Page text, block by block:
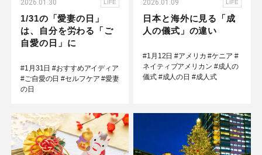
2026.01.30 LIFE
1/31の「愛妻の日」
は、自分を労わる「ご
自愛の日」に
#1月31日 #おすすめアイディア
#ご自愛の日 #セルフケア #愛妻
の日
2026.01.09 LIFE
日本と海外に見る「成
人の儀式」の違い
#1月12日 #アメリカ #ケニア #
ネイティブアメリカン #成人の
儀式 #成人の日 #成人式